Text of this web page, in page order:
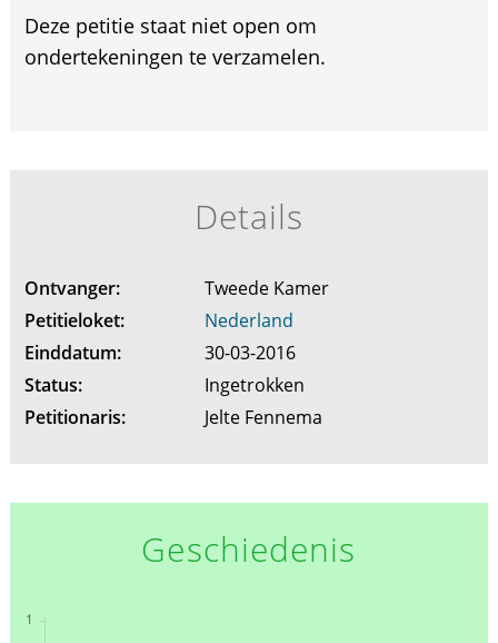
Deze petitie staat niet open om
ondertekeningen te verzamelen.
Details
Ontvanger:
Tweede Kamer
Petitieloket:
Nederland
Einddatum:
30-03-2016
Status:
Ingetrokken
Petitionaris:
Jelte Fennema
Geschiedenis